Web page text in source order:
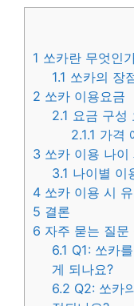
1 쏘카란 무엇인
1.1 쏘카의 장
2 쏘카 이용요금
2.1 요금 구성
2.1.1 가격
3 쏘카 이용 나이
3.1 나이별 이
4 쏘카 이용 시
5 결론
6 자주 묻는 질문
6.1 Q1: 쏘카
게 되나요?
6.2 Q2: 쏘카